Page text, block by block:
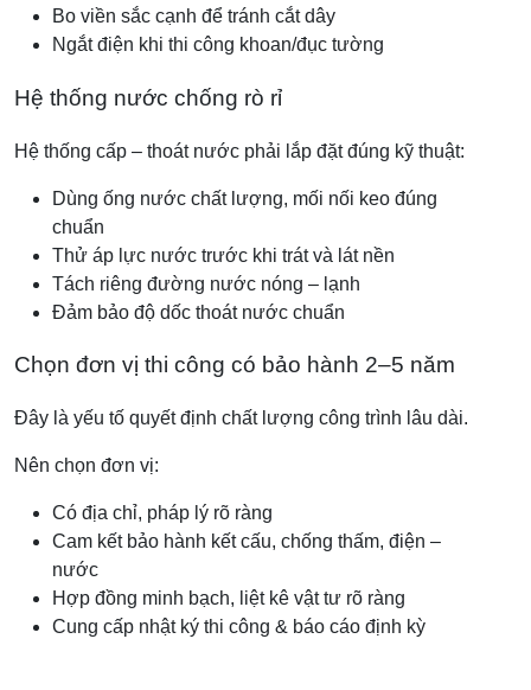
Bo viền sắc cạnh để tránh cắt dây
Ngắt điện khi thi công khoan/đục tường
Hệ thống nước chống rò rỉ
Hệ thống cấp – thoát nước phải lắp đặt đúng kỹ thuật:
Dùng ống nước chất lượng, mối nối keo đúng
chuẩn
Thử áp lực nước trước khi trát và lát nền
Tách riêng đường nước nóng – lạnh
Đảm bảo độ dốc thoát nước chuẩn
Chọn đơn vị thi công có bảo hành 2–5 năm
Đây là yếu tố quyết định chất lượng công trình lâu dài.
Nên chọn đơn vị:
Có địa chỉ, pháp lý rõ ràng
Cam kết bảo hành kết cấu, chống thấm, điện –
nước
Hợp đồng minh bạch, liệt kê vật tư rõ ràng
Cung cấp nhật ký thi công & báo cáo định kỳ